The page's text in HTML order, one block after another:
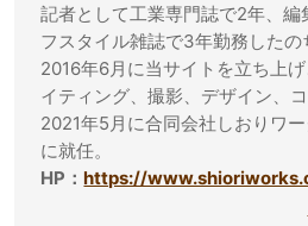
記者として工業専門誌で2年、編
フスタイル雑誌で3年勤務したの
2016年6月に当サイトを立ち上
イティング、撮影、デザイン、
2021年5月に合同会社しおりワ
に就任。
HP：https://